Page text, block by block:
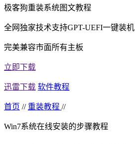
极客狗重装系统图文教程
全网独家技术支持GPT-UEFI一键装机
完美兼容市面所有主板
立即下载
迅雷下载 软件教程
首页 // 重装教程 //
Win7系统在线安装的步骤教程